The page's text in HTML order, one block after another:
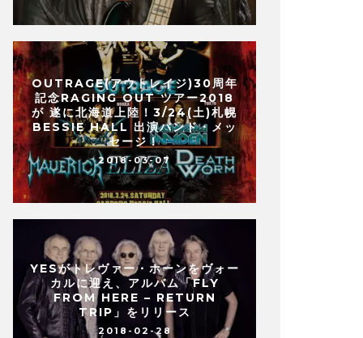
OUTRAGE(アウトレイジ)30周年
記念RAGING OUT ツアー2018
が 遂に北海道上陸！3/24(土)札幌
BESSIE HALL 出演バンド・メッ
セージ！
2018-03-07
YESがトレヴァー・ホーンをヴォー
カルに迎え、アルバム「FLY
FROM HERE – RETURN
TRIP」をリリース
2018-02-28